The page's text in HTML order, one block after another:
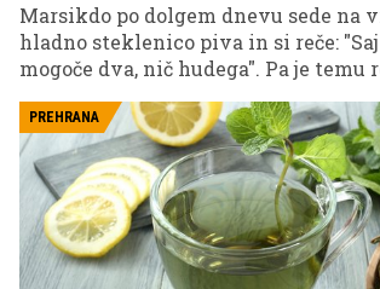
Marsikdo po dolgem dnevu sede na
hladno steklenico piva in si reče:
mogoče dva, nič hudega". Pa je temu
dan povedali zdravniki.
PREHRANA